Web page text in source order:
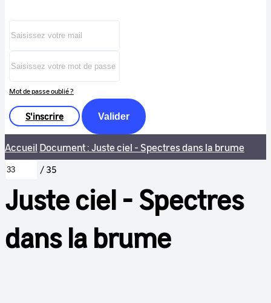
Mot de passe oublié ?
S'inscrire Valider
Accueil Document : Juste ciel - Spectres dans la brume
/ 35
Juste ciel - Spectres
dans la brume